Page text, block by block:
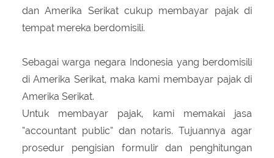
dan Amerika Serikat cukup membayar pajak di
tempat mereka berdomisili.
Sebagai warga negara Indonesia yang berdomisili
di Amerika Serikat, maka kami membayar pajak di
Amerika Serikat.
Untuk membayar pajak, kami memakai jasa
“accountant public” dan notaris. Tujuannya agar
prosedur pengisian formulir dan penghitungan